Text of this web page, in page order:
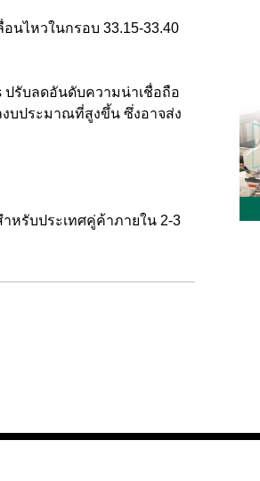
นไหวในกรอบ 33.15-33.40
ปรับลดอันดับความน่าเชื่อถือ
บประมาณที่สูงขึ้น ซึ่งอาจส่ง
หรับประเทศคู่ค้าภายใน 2-3